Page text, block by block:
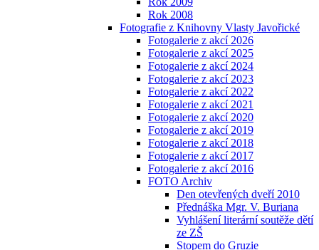
Rok 2008
Fotografie z Knihovny Vlasty Javořické
Fotogalerie z akcí 2026
Fotogalerie z akcí 2025
Fotogalerie z akcí 2024
Fotogalerie z akcí 2023
Fotogalerie z akcí 2022
Fotogalerie z akcí 2021
Fotogalerie z akcí 2020
Fotogalerie z akcí 2019
Fotogalerie z akcí 2018
Fotogalerie z akcí 2017
Fotogalerie z akcí 2016
FOTO Archiv
Den otevřených dveří 2010
Přednáška Mgr. V. Buriana
Vyhlášení literární soutěže dětí
ze ZŠ
Stopem do Gruzie